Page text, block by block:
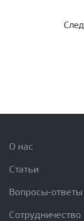
О нас
Статьи
Вопросы-ответы
Сотрудничество